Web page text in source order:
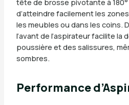
tête de brosse pivotante à
d’atteindre facilement les
les meubles ou dans les coins.
l’avant de l’aspirateur facilite la
poussière et des salissures,
sombres.
Performance